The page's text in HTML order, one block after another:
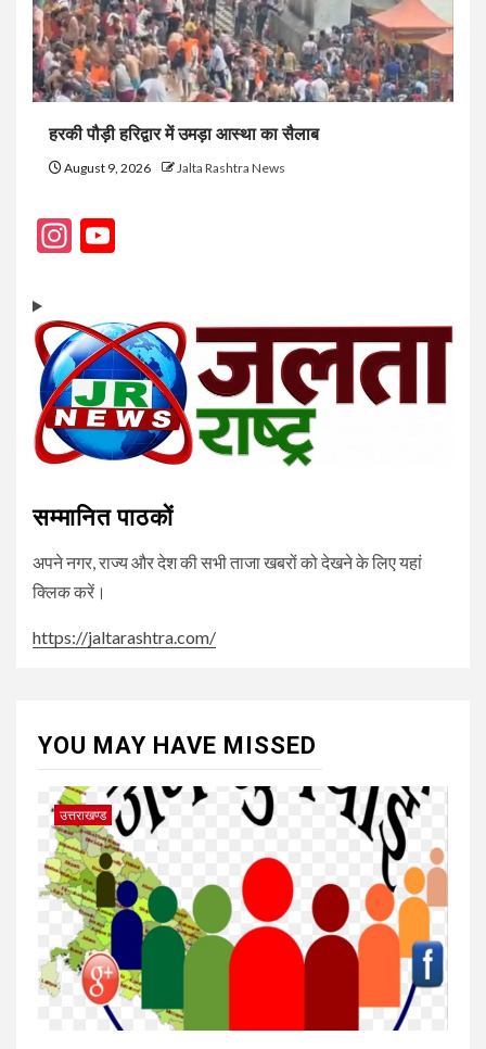
हरकी पौड़ी हरिद्वार में उमड़ा आस्था का सैलाब
August 9, 2026 Jalta Rashtra News
Instagram
सम्मानित पाठकों
अपने नगर, राज्य और देश की सभी ताजा खबरों को देखने के लिए यहां
क्लिक करें।
https://jaltarashtra.com/
YOU MAY HAVE MISSED
उत्तराखण्ड